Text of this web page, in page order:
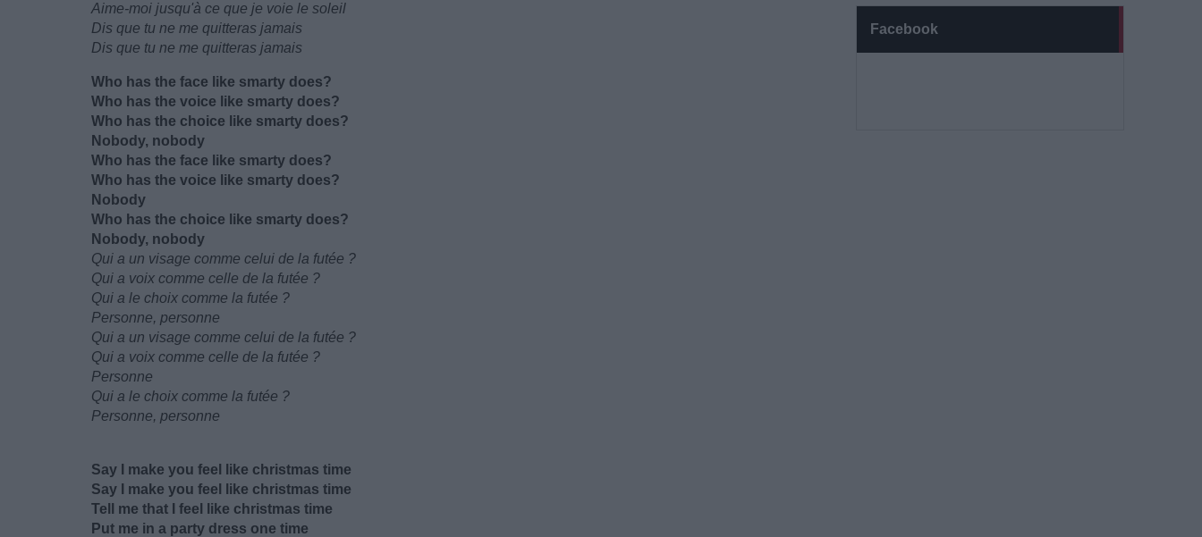
Facebook
Aime-moi jusqu'à ce que je voie le soleil
Dis que tu ne me quitteras jamais
Dis que tu ne me quitteras jamais
Who has the face like smarty does?
Who has the voice like smarty does?
Who has the choice like smarty does?
Nobody, nobody
Who has the face like smarty does?
Who has the voice like smarty does?
Nobody
Who has the choice like smarty does?
Nobody, nobody
Qui a un visage comme celui de la futée ?
Qui a voix comme celle de la futée ?
Qui a le choix comme la futée ?
Personne, personne
Qui a un visage comme celui de la futée ?
Qui a voix comme celle de la futée ?
Personne
Qui a le choix comme la futée ?
Personne, personne
Say I make you feel like christmas time
Say I make you feel like christmas time
Tell me that I feel like christmas time
Put me in a party dress one time